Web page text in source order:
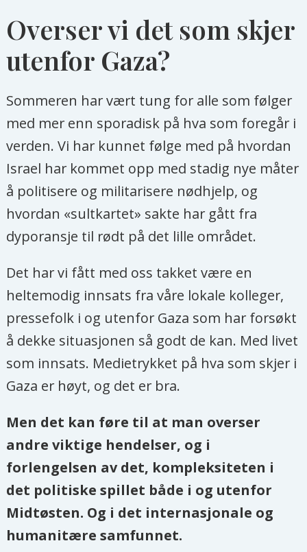
Overser vi det som skjer
utenfor Gaza?
Sommeren har vært tung for alle som følger
med mer enn sporadisk på hva som foregår i
verden. Vi har kunnet følge med på hvordan
Israel har kommet opp med stadig nye måter
å politisere og militarisere nødhjelp, og
hvordan «sultkartet» sakte har gått fra
dyporansje til rødt på det lille området.
Det har vi fått med oss takket være en
heltemodig innsats fra våre lokale kolleger,
pressefolk i og utenfor Gaza som har forsøkt
å dekke situasjonen så godt de kan. Med livet
som innsats. Medietrykket på hva som skjer i
Gaza er høyt, og det er bra.
Men det kan føre til at man overser
andre viktige hendelser, og i
forlengelsen av det, kompleksiteten i
det politiske spillet både i og utenfor
Midtøsten. Og i det internasjonale og
humanitære samfunnet.